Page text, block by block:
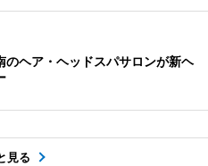
のヘア・ヘッドスパサロンが新ヘ
見る